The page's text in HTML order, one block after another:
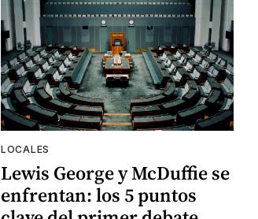
LOCALES
Lewis George y McDuffie se
enfrentan: los 5 puntos